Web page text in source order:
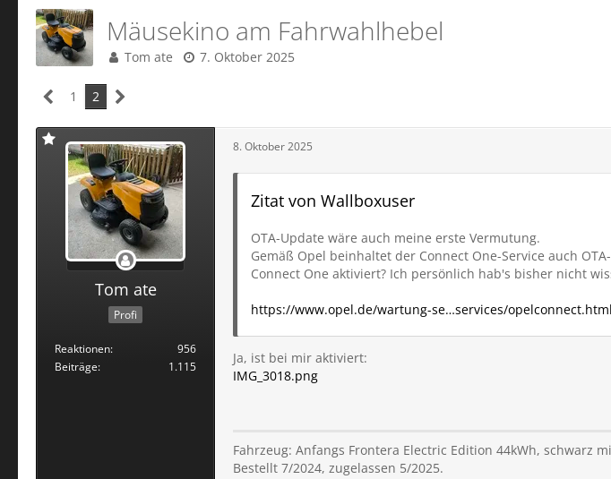
Mäusekino am Fahrwahlhebel
Tom ate 7. Oktober 2025
1 2
Tom ate
Profi
Reaktionen
956
Beiträge
1.115
8. Oktober 2025
Zitat von Wallboxuser
OTA-Update wäre auch meine erste Vermutung.
Gemäß Opel beinhaltet der Connect One-Service auch
Connect One aktiviert? Ich persönlich hab's bisher nicht
https://www.opel.de/wartung-se…services/opelconnect.html
Ja, ist bei mir aktiviert:
IMG_3018.png
Fahrzeug: Anfangs Frontera Electric Edition 44kWh, schwarz
Bestellt 7/2024, zugelassen 5/2025.